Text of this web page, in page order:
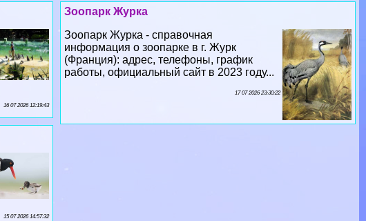
Зоопарк Журка
Зоопарк Журка - справочная
информация о зоопарке в г. Журк
(Франция): адрес, телефоны, график
работы, официальный сайт в 2023 году...
17 07 2026 23:30:22
16 07 2026 12:19:43
15 07 2026 14:57:32